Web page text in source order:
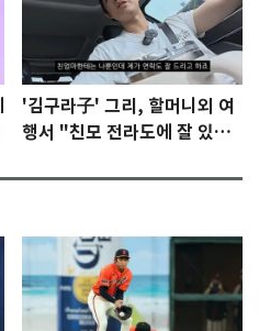
'김구라子' 그리, 할머니외 여
행서 "친모 전라도에 잘 있